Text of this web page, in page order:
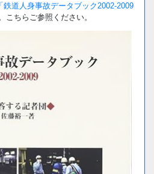
「鉄道人身事故データブック2002-2009
こちらご参照ください。